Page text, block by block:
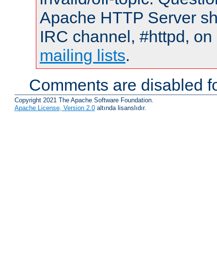
Apache HTTP Server
IRC channel, #httpd,
mailing lists.
Comments are disabled
Copyright 2021 The Apache Software Foundation.
Apache License, Version 2.0 altında lisanslıdır.